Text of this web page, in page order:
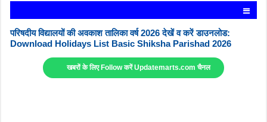
परिषदीय विद्यालयों की अवकाश तालिका वर्ष 2026 देखें व करें डाउनलोड:
Download Holidays List Basic Shiksha Parishad 2026
खबरों के लिए Follow करें Updatemarts.com चैनल